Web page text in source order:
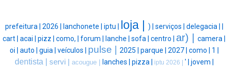
prefeitura | 2026 | lanchonete | iptu | loja | ) | serviços | delegacia |
cart | acai | pizz | como, | forum | lanche | sofa | centro | ar) |
camera |
oi | auto | guia | veículos | pulse | 2025 | parque | 2027 | como | 1 |
dentista | servi | acougue | lanches | pizza | iptu 2026 | ' | jovem |